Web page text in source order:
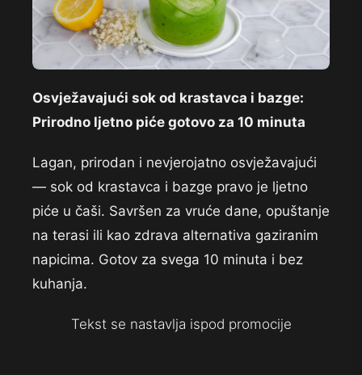
Osvježavajući sok od krastavca i bazge:
Prirodno ljetno piće gotovo za 10 minuta
Lagan, prirodan i nevjerojatno osvježavajući
— sok od krastavca i bazge pravo je ljetno
piće u čaši. Savršen za vruće dane, opuštanje
na terasi ili kao zdrava alternativa gaziranim
napicima. Gotov za svega 10 minuta i bez
kuhanja.
Tekst se nastavlja ispod promocije